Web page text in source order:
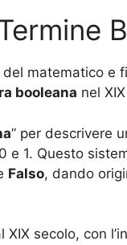
matematico e
booleana nel
” per descrivere
e 1. Questo
Falso, dando
XIX secolo, con